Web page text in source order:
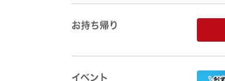
お持ち帰り
イベント